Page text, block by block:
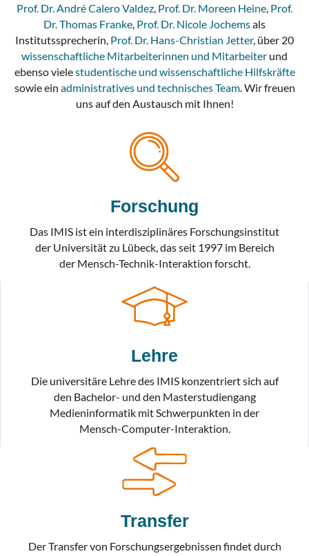
Prof. Dr. André Calero Valdez Prof. Dr. Moreen Heine Prof.
Dr. Thomas Franke Prof. Dr. Nicole Jochemsals
Institutssprecherin, Prof. Dr. Hans-Christian Jetter, über 20
wissenschaftliche Mitarbeiterinnen und Mitarbeiter und
ebenso vielestudentische und wissenschaftliche Hilfskräfte
sowie ein administratives und technisches Team. Wir freuen
uns auf den Austausch mit Ihnen!
Forschung
Das IMIS ist ein interdisziplinäres Forschungsinstitut
der Universität zu Lübeck, das seit 1997 im Bereich
der Mensch-Technik-Interaktion forscht.
Lehre
Die universitäre Lehre des IMIS konzentriert sich auf
den Bachelor- und den Masterstudiengang
Medieninformatik mit Schwerpunkten in der
Mensch-Computer-Interaktion.
Transfer
Der Transfer von Forschungsergebnissen findet durch